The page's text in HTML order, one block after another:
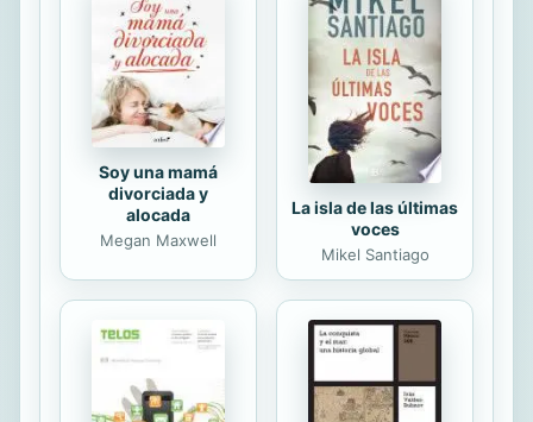
convencerla de que se quedara en el
pueblo, y en su vida, para siempre.
Veronica "Ronnie" McCloud sabía que
Cole no tardaría en descubrir su
gran...
Soy una mamá
divorciada y
alocada
Megan Maxwell
La isla de las últimas
voces
Mikel Santiago